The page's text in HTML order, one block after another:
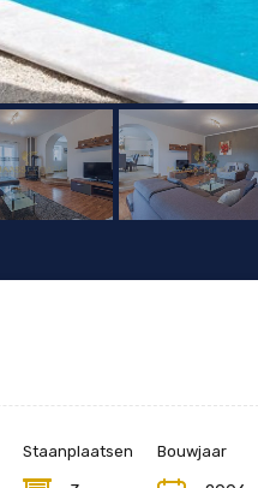
Staanplaatsen Bouwjaar